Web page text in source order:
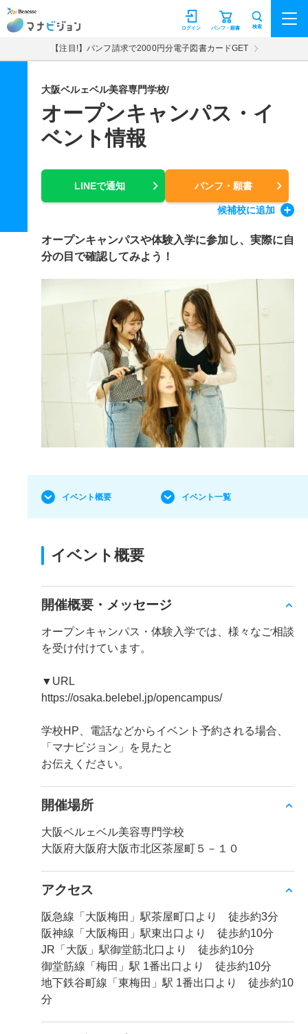
マナビジョン パンフ・願書
ログイン 検索
【注目!】パンフ請求で2000円分電子図書カードGET
大阪ベルェベル美容専門学校/
オープンキャンパス・イ
ベント情報
LINEで通知 パンフ・願書
候補校に追加
オープンキャンパスや体験入学に参加し、実際に自
分の目で確認してみよう！
イベント概要 イベント一覧
イベント概要
開催概要・メッセージ
オープンキャンパス・体験入学では、様々なご相談
を受け付けています。
▼URL
https://osaka.belebel.jp/opencampus/
学校HP、電話などからイベント予約される場合、
「マナビジョン」を見たと
お伝えください。
開催場所
大阪ベルェベル美容専門学校
大阪府大阪府大阪市北区茶屋町５－１０
アクセス
阪急線「大阪梅田」駅茶屋町口より 徒歩約3分
阪神線「大阪梅田」駅東出口より 徒歩約10分
JR「大阪」駅御堂筋北口より 徒歩約10分
御堂筋線「梅田」駅 1番出口より 徒歩約10分
地下鉄谷町線「東梅田」駅 1番出口より 徒歩約10
分